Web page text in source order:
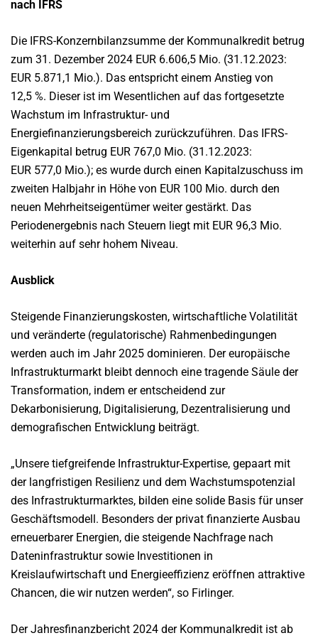
nach IFRS
Die IFRS-Konzernbilanzsumme der Kommunalkredit betrug
zum 31. Dezember 2024 EUR 6.606,5 Mio. (31.12.2023:
EUR 5.871,1 Mio.). Das entspricht einem Anstieg von
12,5 %. Dieser ist im Wesentlichen auf das fortgesetzte
Wachstum im Infrastruktur- und
Energiefinanzierungsbereich zurückzuführen. Das IFRS-
Eigenkapital betrug EUR 767,0 Mio. (31.12.2023:
EUR 577,0 Mio.); es wurde durch einen Kapitalzuschuss im
zweiten Halbjahr in Höhe von EUR 100 Mio. durch den
neuen Mehrheitseigentümer weiter gestärkt. Das
Periodenergebnis nach Steuern liegt mit EUR 96,3 Mio.
weiterhin auf sehr hohem Niveau.
Ausblick
Steigende Finanzierungskosten, wirtschaftliche Volatilität
und veränderte (regulatorische) Rahmenbedingungen
werden auch im Jahr 2025 dominieren. Der europäische
Infrastrukturmarkt bleibt dennoch eine tragende Säule der
Transformation, indem er entscheidend zur
Dekarbonisierung, Digitalisierung, Dezentralisierung und
demografischen Entwicklung beiträgt.
„Unsere tiefgreifende Infrastruktur-Expertise, gepaart mit
der langfristigen Resilienz und dem Wachstumspotenzial
des Infrastrukturmarktes, bilden eine solide Basis für unser
Geschäftsmodell. Besonders der privat finanzierte Ausbau
erneuerbarer Energien, die steigende Nachfrage nach
Dateninfrastruktur sowie Investitionen in
Kreislaufwirtschaft und Energieeffizienz eröffnen attraktive
Chancen, die wir nutzen werden“, so Firlinger.
Der Jahresfinanzbericht 2024 der Kommunalkredit ist ab